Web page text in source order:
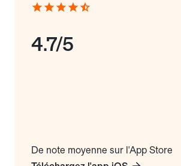
4.7/5
De note moyenne sur l'App Store